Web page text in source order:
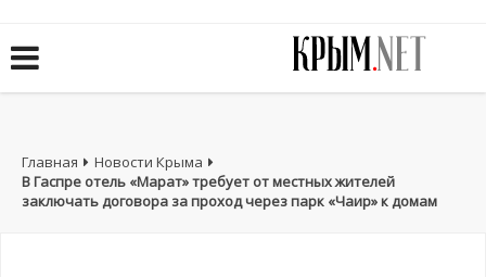
Главная
Новости Крыма
В Гаспре отель «Марат» требует от местных жителей
заключать договора за проход через парк «Чаир» к домам